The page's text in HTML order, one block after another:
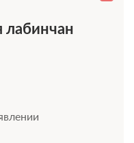
комнатный
лабинчан